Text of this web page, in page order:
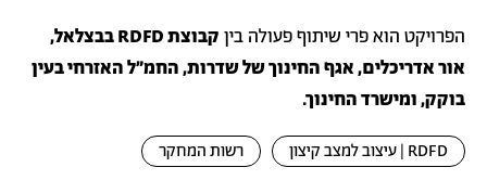
הפרויקט הוא פרי שיתוף פעולה בין
קבוצת RDFD בבצלאל,
אור אדריכלים, אגף החינוך של שדרות, החמ"ל האזרחי בעין
בוקק, ומישרד החינוך.
RDFD | עיצוב למצב קיצון רשות המחקר